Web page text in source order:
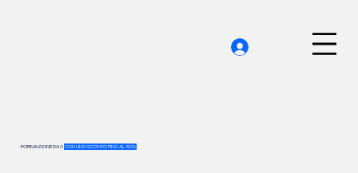
FORMAZIONE DA 0 CON UNO SCONTO FINO AL 50%